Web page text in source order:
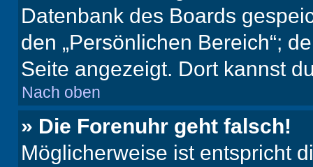
Datenbank des Boards
den „Persönlichen Bereich“;
Seite angezeigt. Dort kannst
Nach oben
» Die Forenuhr geht falsch!
Möglicherweise ist entspricht